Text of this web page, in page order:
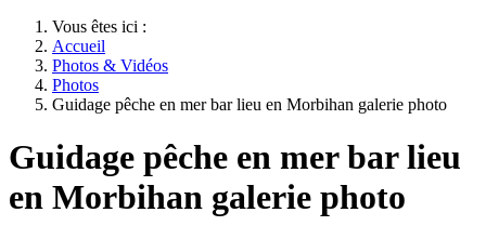
Vous êtes ici :
Accueil
Photos & Vidéos
Photos
Guidage pêche en mer bar lieu en Morbihan galerie photo
Guidage pêche en mer bar lieu
en Morbihan galerie photo